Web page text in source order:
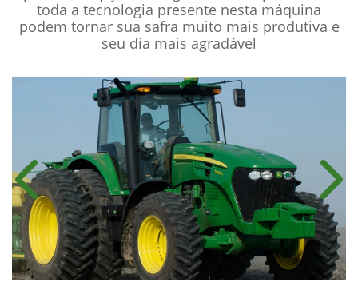
toda a tecnologia presente nesta máquina
podem tornar sua safra muito mais produtiva e
seu dia mais agradável
Anterior